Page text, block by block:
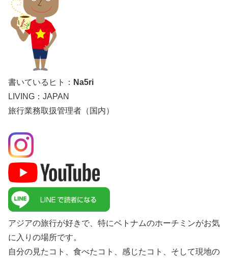
書いているヒト： Na5ri
LIVING：JAPAN
旅行業務取扱管理者（国内）
アジアの旅行が好きで、特にベトナムのホーチミンがお気
に入りの場所です。
自分の見たコト、食べたコト、感じたコト、そして現地の